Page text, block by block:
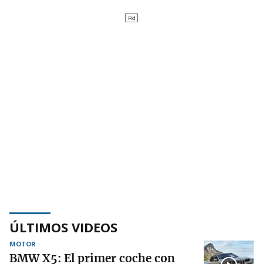
ÚLTIMOS VIDEOS
MOTOR
BMW X5: El primer coche con